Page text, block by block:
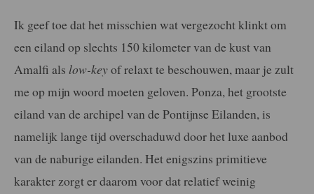
Ik geef toe dat het misschien wat vergezocht klinkt om
een eiland op slechts 150 kilometer van de kust van
Amalfi als low-keyof relaxt te beschouwen, maar je zult
me op mijn woord moeten geloven. Ponza, het grootste
eiland van de archipel van de Pontijnse Eilanden, is
namelijk lange tijd overschaduwd door het luxe aanbod
van de naburige eilanden. Het enigszins primitieve
karakter zorgt er daarom voor dat relatief weinig